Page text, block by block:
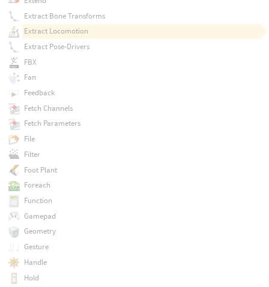
Extract Bone Transforms
Extract Locomotion
Extract Pose-Drivers
FBX
Fan
Feedback
Fetch Channels
Fetch Parameters
File
Filter
Foot Plant
Foreach
Function
Gamepad
Geometry
Gesture
Handle
Hold